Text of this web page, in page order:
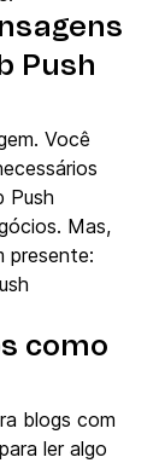
Push
Você
Push
Mas,
presente:
como
blogs com
ler algo